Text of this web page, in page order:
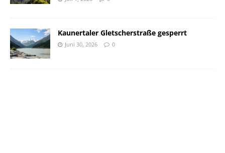
Kaunertaler Gletscherstraße gesperrt
Juni 30, 2026 0